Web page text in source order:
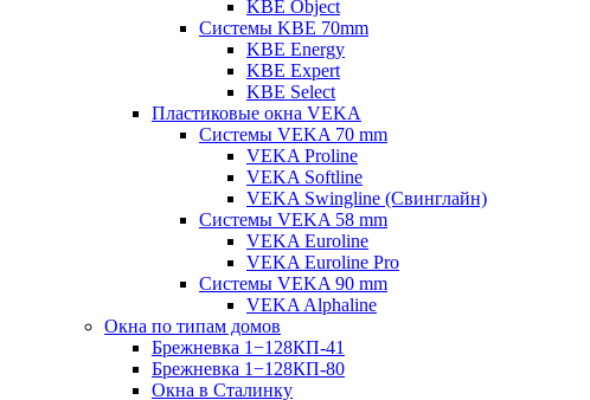
KBE Object
Системы KBE 70mm
KBE Energy
KBE Expert
KBE Select
Пластиковые окна VEKA
Cистемы VEKA 70 mm
VEKA Proline
VEKA Softline
VEKA Swingline (Свинглайн)
Системы VEKA 58 mm
VEKA Euroline
VEKA Euroline Pro
Системы VEKA 90 mm
VEKA Alphaline
Окна по типам домов
Брежневка 1−128КП-41
Брежневка 1−128КП-80
Окна в Сталинку